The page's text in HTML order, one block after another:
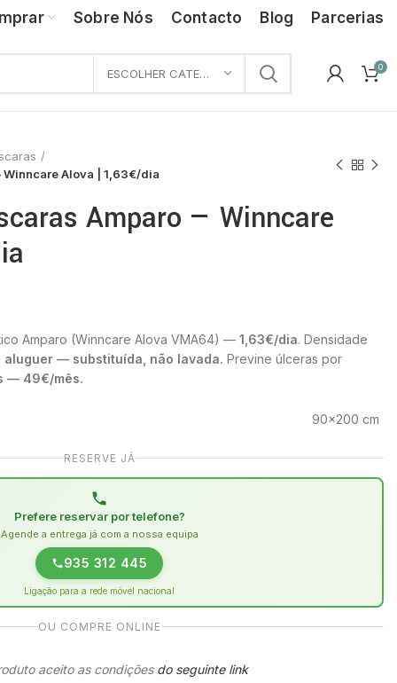
Sobre Nós Contacto Blog Parcerias
ESCOLHER CATEGORIA 0
Alova | 1,63€/dia
Amparo — Winncare
Amparo (Winncare Alova VMA64) — 1,63€/dia. Densidade
aluguer — substituída, não lavada. Previne úlceras por
— 49€/mês.
90×200 cm
RESERVE JÁ
Prefere reservar por telefone?
Agende a entrega já com a nossa equipa
935 312 445
Ligação para a rede móvel nacional
OU COMPRE ONLINE
aceito as condições do seguinte link